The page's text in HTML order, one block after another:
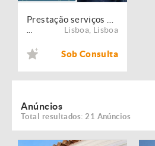
Lisboa Lisboa
Sob Consulta
Anúncios
Total resultados: 21 Anúncios